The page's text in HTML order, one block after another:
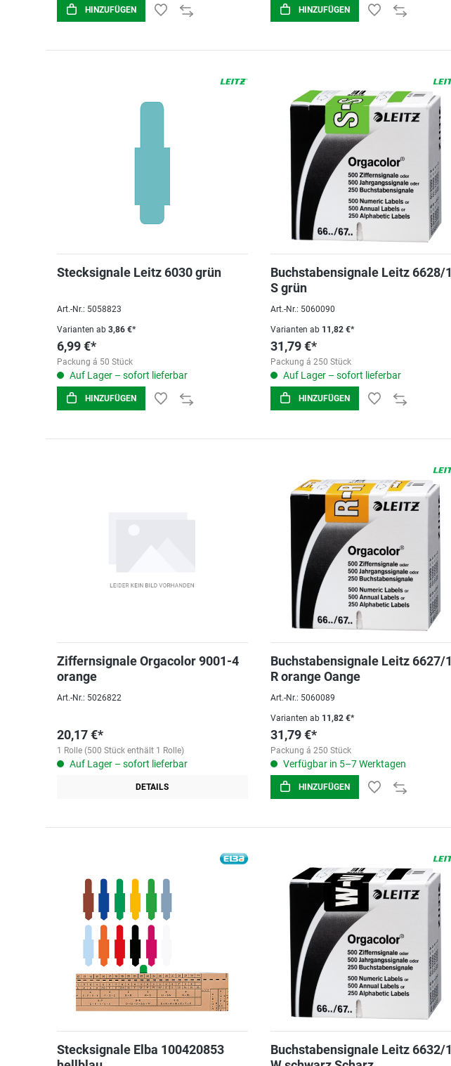
HINZUFÜGEN HINZUFÜGEN
Stecksignale Leitz 6030 grün
Art.-Nr.: 5058823
Varianten ab 3,86 €*
6,99 €*
Packung á 50 Stück
Auf Lager – sofort lieferbar
HINZUFÜGEN
Buchstabensignale Leitz 6628/1
S grün
Art.-Nr.: 5060090
Varianten ab11,82 €*
31,79 €*
Packung á 250 Stück
Auf Lager – sofort lieferbar
HINZUFÜGEN
Ziffernsignale Orgacolor 9001-4
orange
Art.-Nr.: 5026822
20,17 €*
1 Rolle (500 Stück enthält 1 Rolle)
Auf Lager – sofort lieferbar
DETAILS
Buchstabensignale Leitz 6627/1
R orange Oange
Art.-Nr.: 5060089
Varianten ab11,82 €*
31,79 €*
Packung á 250 Stück
Verfügbar in 5–7 Werktagen
HINZUFÜGEN
Stecksignale Elba 100420853
Buchstabensignale Leitz 6632/1